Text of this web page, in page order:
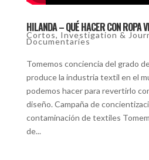
HILANDA – QUÉ HACER CON ROPA
Cortos, Investigation &
Documentaries
Tomemos conciencia del grado
produce la industria textil en el
podemos hacer para revertirlo
diseño. Campaña de
contaminación de textiles
de...